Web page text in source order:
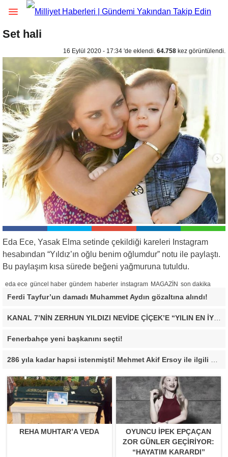
Set hali
16 Eylül 2020 - 17:34 'de eklendi. 64.758 kez görüntülendi.
Eda Ece, Yasak Elma setinde çekildiği kareleri Instagram
hesabından “Yıldız’ın oğlu benim oğlumdur” notu ile paylaştı.
Bu paylaşım kısa sürede beğeni yağmuruna tutuldu.
eda ece güncel haber gündem haberler instagram MAGAZİN son dakika
Ferdi Tayfur’un damadı Muhammet Aydın gözaltına alındı!
KANAL 7’NİN ZERHUN YILDIZI NEVİDE ÇİÇEK’E “YILIN EN İYİ ÇIKIŞ YAPAN KADIN OYUNCUSU” ÖDÜLÜ!
Fenerbahçe yeni başkanını seçti!
REHA MUHTAR’A VEDA
OYUNCU İPEK EPÇAÇAN
ZOR GÜNLER GEÇIRIYOR:
“HAYATIM KARARDI”